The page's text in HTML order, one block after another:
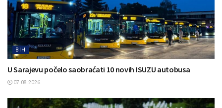
BIH
U Sarajevu počelo saobraćati 10 novih ISUZU autobusa
07.08.2026.